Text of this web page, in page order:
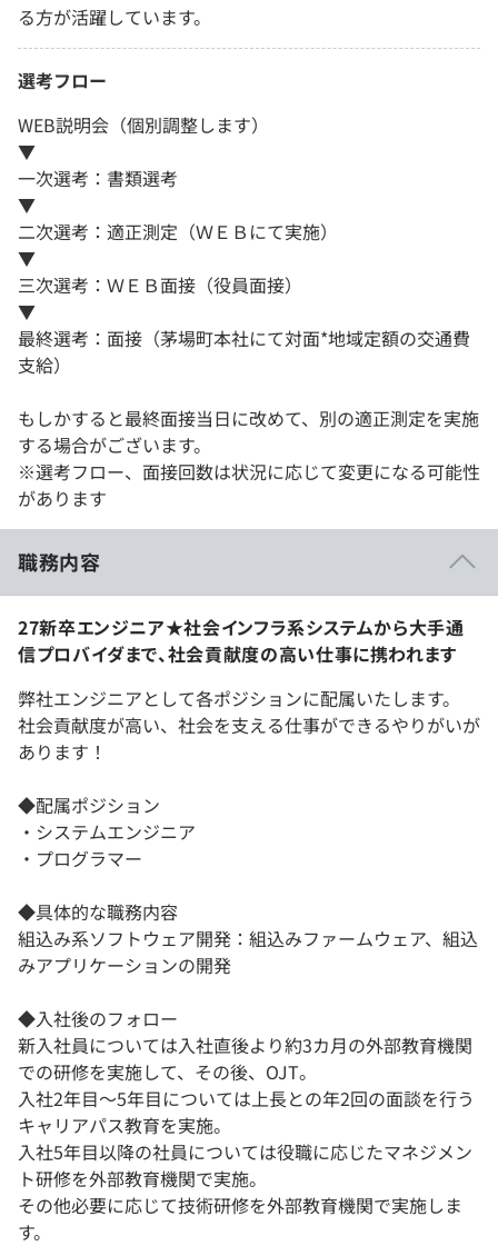
る方が活躍しています。
選考フロー
WEB説明会（個別調整します）
▼
一次選考：書類選考
▼
二次選考：適正測定（ＷＥＢにて実施）
▼
三次選考：ＷＥＢ面接（役員面接）
▼
最終選考：面接（茅場町本社にて対面*地域定額の交通費
支給）
もしかすると最終面接当日に改めて、別の適正測定を実施
する場合がございます。
※選考フロー、面接回数は状況に応じて変更になる可能性
があります
職務内容
27新卒エンジニア★社会インフラ系システムから大手通
信プロバイダまで、社会貢献度の高い仕事に携われます
弊社エンジニアとして各ポジションに配属いたします。
社会貢献度が高い、社会を支える仕事ができるやりがいが
あります！
◆配属ポジション
・システムエンジニア
・プログラマー
◆具体的な職務内容
組込み系ソフトウェア開発：組込みファームウェア、組込
みアプリケーションの開発
◆入社後のフォロー
新入社員については入社直後より約3カ月の外部教育機関
での研修を実施して、その後、OJT。
入社2年目～5年目については上長との年2回の面談を行う
キャリアパス教育を実施。
入社5年目以降の社員については役職に応じたマネジメン
ト研修を外部教育機関で実施。
その他必要に応じて技術研修を外部教育機関で実施しま
す。